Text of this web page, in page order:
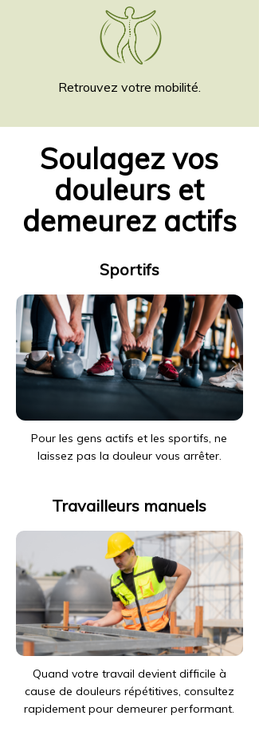
Retrouvez votre mobilité.
Soulagez vos
douleurs et
demeurez actifs
Sportifs
Pour les gens actifs et les sportifs, ne
laissez pas la douleur vous arrêter.
Travailleurs manuels
Quand votre travail devient difficile à
cause de douleurs répétitives, consultez
rapidement pour demeurer performant.